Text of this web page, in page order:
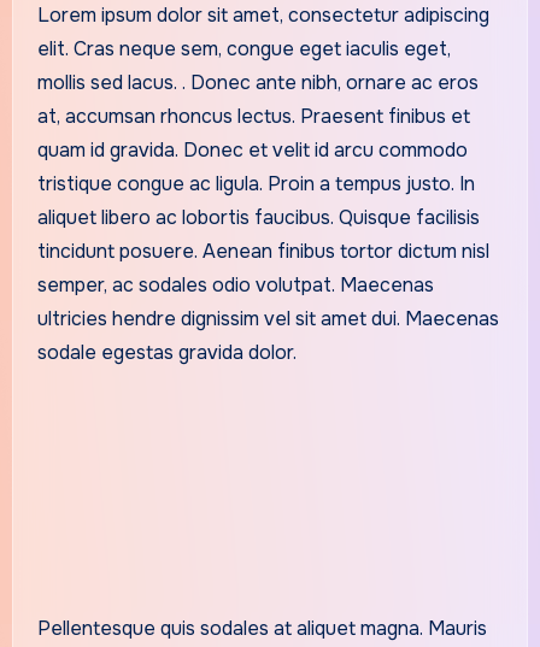
Lorem ipsum dolor sit amet, consectetur adipiscing
elit. Cras neque sem, congue eget iaculis eget,
mollis sed lacus. . Donec ante nibh, ornare ac eros
at, accumsan rhoncus lectus. Praesent finibus et
quam id gravida. Donec et velit id arcu commodo
tristique congue ac ligula. Proin a tempus justo. In
aliquet libero ac lobortis faucibus. Quisque facilisis
tincidunt posuere. Aenean finibus tortor dictum nisl
semper, ac sodales odio volutpat. Maecenas
ultricies hendre dignissim vel sit amet dui. Maecenas
sodale egestas gravida dolor.
Pellentesque quis sodales at aliquet magna. Mauris